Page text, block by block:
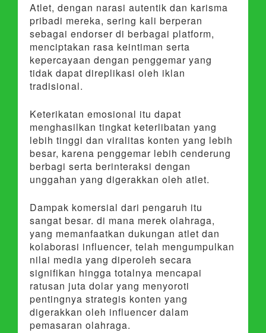
Atlet, dengan narasi autentik dan karisma
pribadi mereka, sering kali berperan
sebagai endorser di berbagai platform,
menciptakan rasa keintiman serta
kepercayaan dengan penggemar yang
tidak dapat direplikasi oleh iklan
tradisional.
Keterikatan emosional itu dapat
menghasilkan tingkat keterlibatan yang
lebih tinggi dan viralitas konten yang lebih
besar, karena penggemar lebih cenderung
berbagi serta berinteraksi dengan
unggahan yang digerakkan oleh atlet.
Dampak komersial dari pengaruh itu
sangat besar. di mana merek olahraga,
yang memanfaatkan dukungan atlet dan
kolaborasi influencer, telah mengumpulkan
nilai media yang diperoleh secara
signifikan hingga totalnya mencapai
ratusan juta dolar yang menyoroti
pentingnya strategis konten yang
digerakkan oleh influencer dalam
pemasaran olahraga.